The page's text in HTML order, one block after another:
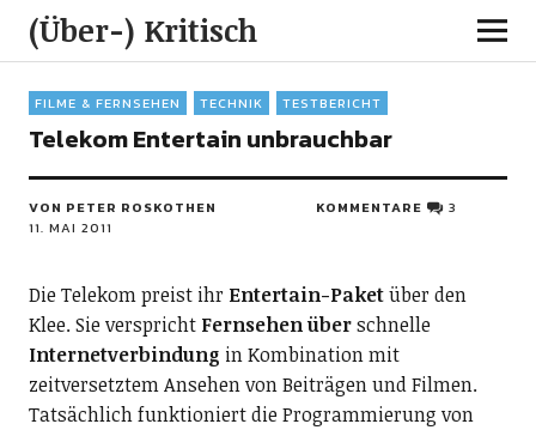
(Über-) Kritisch
FILME & FERNSEHEN TECHNIK TESTBERICHT
Telekom Entertain unbrauchbar
VON PETER ROSKOTHEN
11. MAI 2011
KOMMENTARE 3
Die Telekom preist ihr Entertain-Paketüber den
Klee. Sie verspricht Fernsehen überschnelle
Internetverbindung in Kombination mit
zeitversetztem Ansehen von Beiträgen und Filmen.
Tatsächlich funktioniert die Programmierung von